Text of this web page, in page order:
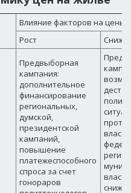
Влияние факторов на цены
Рост
Предвыборная
кампания:
дополнительное
финансирование
региональных,
думской,
президентской
кампаний,
повышение
платежеспособного
спроса за счет
гонораров